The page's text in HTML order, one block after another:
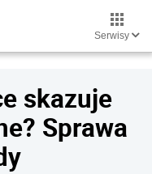
Serwisy
skazuje
Sprawa